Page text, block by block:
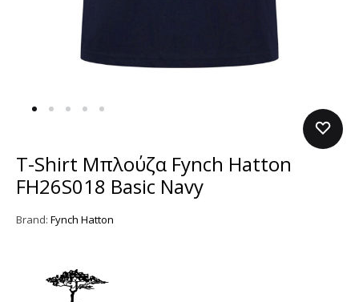
T-Shirt Μπλούζα Fynch Hatton
FH26S018 Basic Navy
Brand: Fynch Hatton